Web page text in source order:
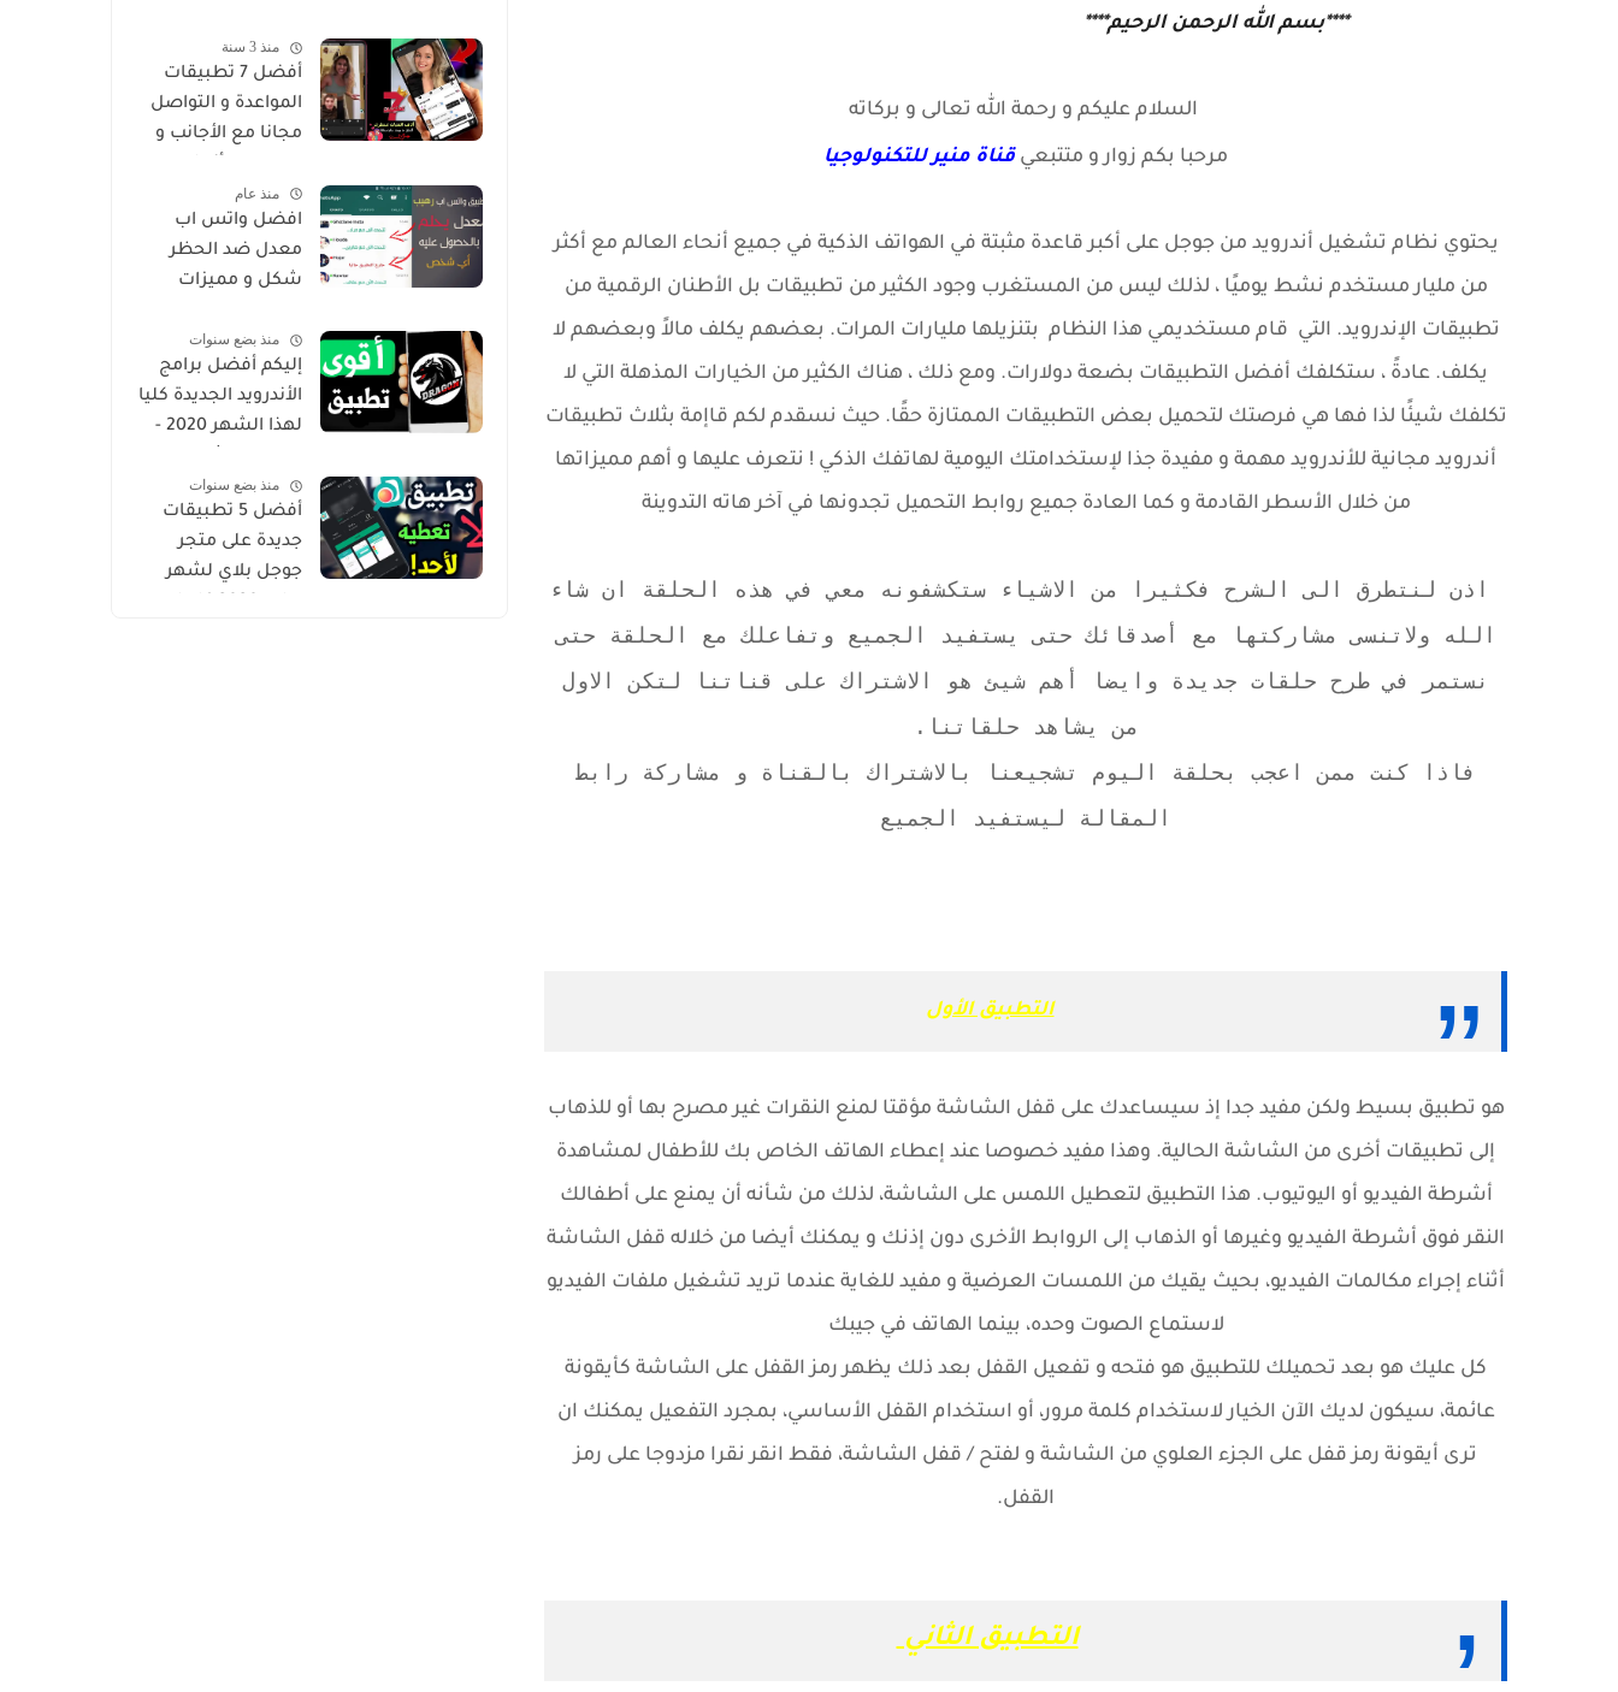
****بسم الله الرحمن الرحيم****
السلام عليكم و رحمة الله تعالى و بركاته
مرحبا بكم زوارو متتبعي قناة منير للتكنولوجيا
يحتوي نظام تشغيل أندرويد من جوجل على أكبر قاعدة مثبتة في الهواتف الذكية في جميع أنحاء العالم مع أكثر
من مليار مستخدم نشط يوميًا ، لذلك ليس من المستغرب وجود الكثير من تطبيقات بل الأطنان الرقمية من
تطبيقات الإندرويد. التي قام مستخديمي هذا النظام بتنزيلها مليارات المرات. بعضهم يكلف مالاً وبعضهم لا
يكلف. عادةً ، ستكلفك أفضل التطبيقات بضعة دولارات. ومع ذلك ، هناك الكثير من الخيارات المذهلة التي لا
تكلفك شيئًا لذا فها هي فرصتك لتحميل بعض التطبيقات الممتازة حقًا. حيث نسقدم لكم قاإمة بثلاث تطبيقات
أندرويد مجانية للأندرويد مهمة و مفيدة جذا لإستخدامتك اليومية لهاتفك الذكي ! نتعرف عليها و أهم مميزاتها
من خلال الأسطر القادمة و كما العادة جميع روابط التحميل تجدونها في آخر هاته التدوينة
اذن لنتطرق الى الشرح فكثيرا من الاشياء ستكشفونه معي في هذه الحلقة ان شاء
الله ولاتنسى مشاركتها مع أصدقائك حتى يستفيد الجميع وتفاعلك مع الحلقة حتى
نستمر في طرح حلقات جديدة وايضا أهم شيئ هو الاشتراك على قناتنا لتكن الاول
من يشاهد حلقاتنا.
فاذا كنت ممن اعجب بحلقة اليوم تشجيعنا بالاشتراك بالقناة و مشاركة رابط
المقالة ليستفيد الجميع
التطبيق الأول
هو تطبيق بسيط ولكن مفيد جدا إذ سيساعدك على قفل الشاشة مؤقتا لمنع النقرات غير مصرح بها أو للذهاب
إلى تطبيقات أخرى من الشاشة الحالية. وهذا مفيد خصوصا عند إعطاء الهاتف الخاص بك للأطفال لمشاهدة
أشرطة الفيديو أو اليوتيوب. هذا التطبيق لتعطيل اللمس على الشاشة، لذلك من شأنه أن يمنع على أطفالك
النقر فوق أشرطة الفيديو وغيرها أو الذهاب إلى الروابط الأخرى دون إذنك و يمكنك أيضا من خلاله قفل الشاشة
أثناء إجراء مكالمات الفيديو، بحيث يقيك من اللمسات العرضية و مفيد للغاية عندما تريد تشغيل ملفات الفيديو
لاستماع الصوت وحده، بينما الهاتف في جيبك
كل عليك هو بعد تحميلك للتطبيق هو فتحه و تفعيل القفل بعد ذلك يظهر رمز القفل على الشاشة كأيقونة
عائمة، سيكون لديك الآن الخيار لاستخدام كلمة مرور، أو استخدام القفل الأساسي، بمجرد التفعيل يمكنك ان
ترى أيقونة رمز قفل على الجزء العلوي من الشاشة و لفتح / قفل الشاشة، فقط انقر نقرا مزدوجا على رمز
القفل.
التطبيق الثاني
منذ 3 سنة
أفضل 7 تطبيقات
المواعدة و التواصل
مجانا مع الأجانب و
العالم
منذ عام
افضل واتس اب
معدل ضد الحظر
شكل و مميزات
Goldمنذ بضع سنوات
إليكم أفضل برامج
الأندرويد الجديدة كليا
لهذا الشهر 2020 -
حصري من أروع ما
شرحت
منذ بضع سنوات
أفضل 5 تطبيقات
جديدة على متجر
جوجل بلاي لشهر